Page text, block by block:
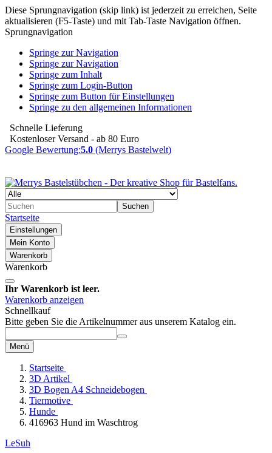
Diese Sprungnavigation (skip link) ist jederzeit zu erreichen, Seite
aktualisieren (F5-Taste) und mit Tab-Taste Navigation öffnen.
Sprungnavigation
Springe zur Navigation
Springe zur Navigation
Springe zum Inhalt
Springe zum Login-Button
Springe zum Button für Einstellungen
Springe zu den allgemeinen Informationen
Schnelle Lieferung
Kostenloser Versand - ab 80 Euro
Google Bewertung:5.0 (Merrys Bastelwelt)
Suchen
Startseite
Einstellungen
Mein Konto
Warenkorb
Warenkorb
Ihr Warenkorb ist leer.
Warenkorb anzeigen
Schnellkauf
Bitte geben Sie die Artikelnummer aus unserem Katalog ein.
Menü
Startseite
3D Artikel
3D Bogen A4 Schneidebogen
Tiermotive
Hunde
416963 Hund im Waschtrog
LeSuh